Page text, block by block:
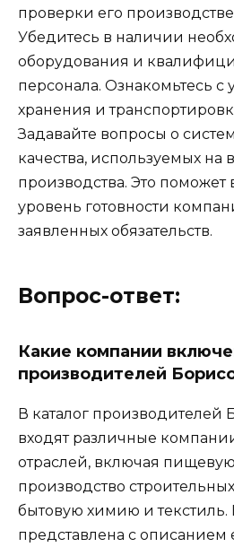
проверки его
Убедитесь в наличии
оборудования и
персонала. Ознакомьтесь с
хранения и
Задавайте вопросы о
качества, используемых на
производства. Это поможет
уровень готовности
заявленных обязательств.
Вопрос-ответ:
Какие компании
производителей
В каталог производителей
входят различные
отраслей, включая
производство
бытовую химию и
представлена с описанием